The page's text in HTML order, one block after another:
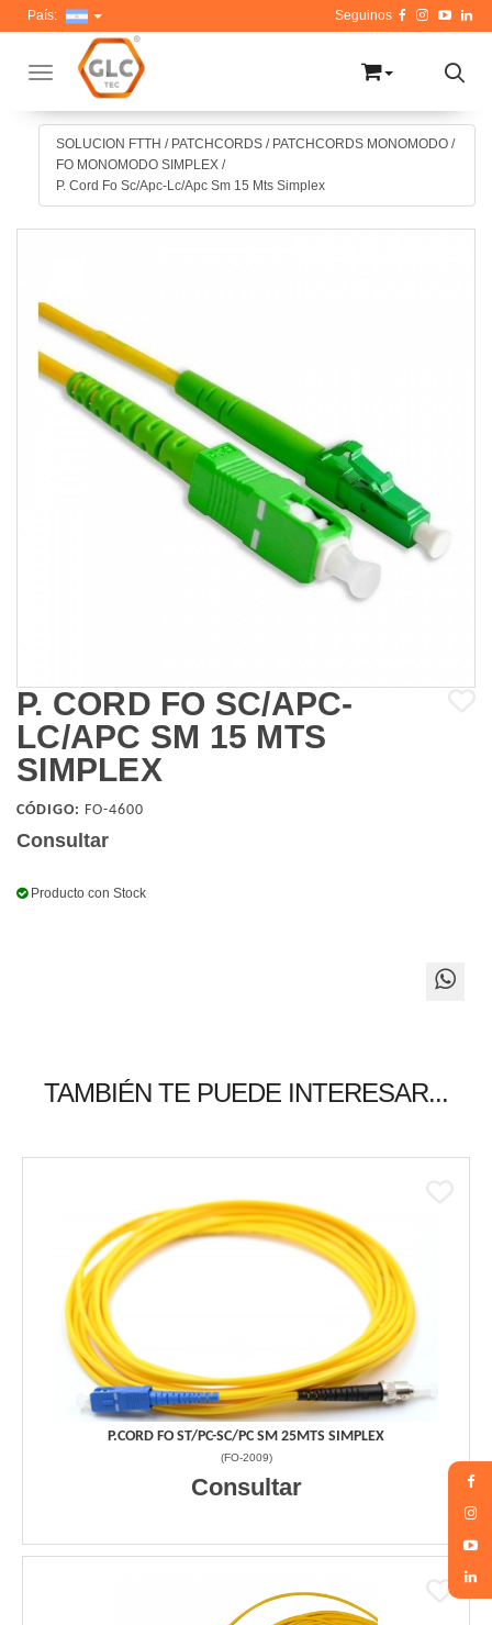
Toggle navigation
País:
SOLUCION FTTH / PATCHCORDS / PATCHCORDS MONOMODO /
FO MONOMODO SIMPLEX /
P. Cord Fo Sc/Apc-Lc/Apc Sm 15 Mts Simplex
P. CORD FO SC/APC-
LC/APC SM 15 MTS
SIMPLEX
CÓDIGO: FO-4600
Consultar
Producto con Stock
TAMBIÉN TE PUEDE INTERESAR...
P.CORD FO ST/PC-SC/PC SM 25MTS SIMPLEX
(FO-2009)
Consultar